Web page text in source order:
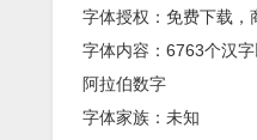
字体授权：免费下载，
字体内容：6763个汉
阿拉伯数字
字体家族：未知